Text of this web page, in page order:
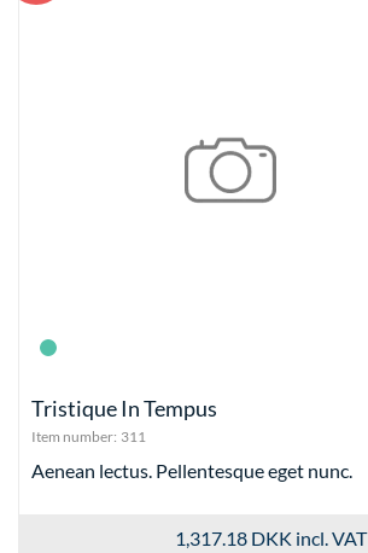
Tristique In Tempus
Item number: 311
Aenean lectus. Pellentesque eget nunc.
1,317.18 DKK incl. VAT